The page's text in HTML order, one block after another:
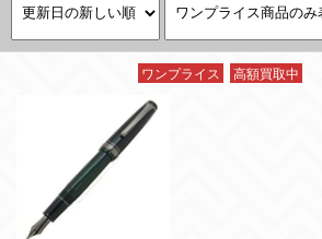
ワンプライス 高額買取中